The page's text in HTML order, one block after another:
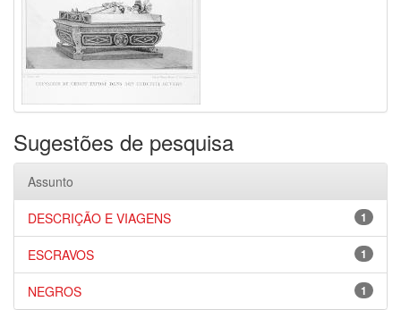
Sugestões de pesquisa
Assunto
1
DESCRIÇÃO E VIAGENS
1
ESCRAVOS
1
NEGROS